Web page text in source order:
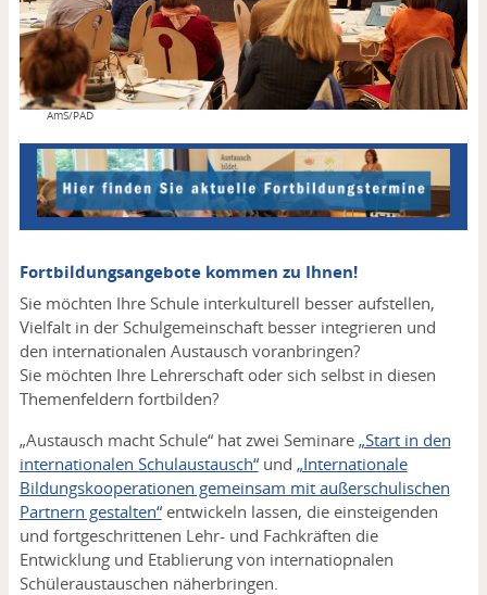
Copyright
AmS/PAD
Fortbildungsangebote kommen zu Ihnen!
Sie möchten Ihre Schule interkulturell besser aufstellen,
Vielfalt in der Schulgemeinschaft besser integrieren und
den internationalen Austausch voranbringen?
Sie möchten Ihre Lehrerschaft oder sich selbst in diesen
Themenfeldern fortbilden?
„Austausch macht Schule“ hat zwei Seminare „Start in den
internationalen Schulaustausch“und „Internationale
Bildungskooperationen gemeinsam mit außerschulischen
Partnern gestalten“entwickeln lassen, die einsteigenden
und fortgeschrittenen Lehr- und Fachkräften die
Entwicklung und Etablierung von internatiopnalen
Schüleraustauschen näherbringen.